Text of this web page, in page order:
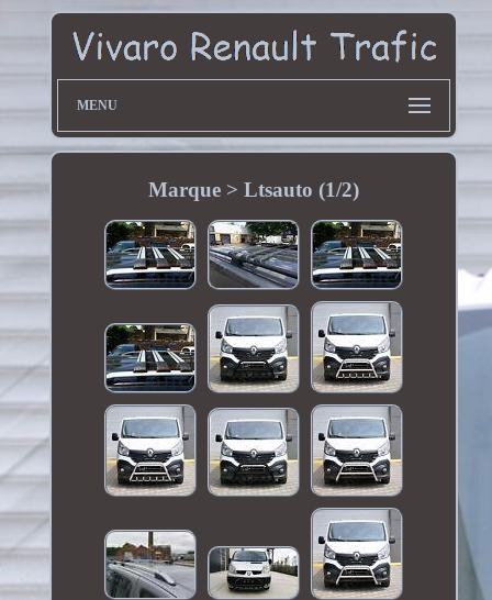
MENU
Marque > Ltsauto (1/2)